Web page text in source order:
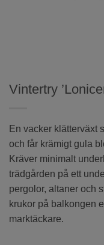
Vintertry
En vacker klätterväxt
och får krämigt gula
Kräver minimalt
trädgården på ett
pergolor, altaner och
krukor på balkongen
marktäckare.